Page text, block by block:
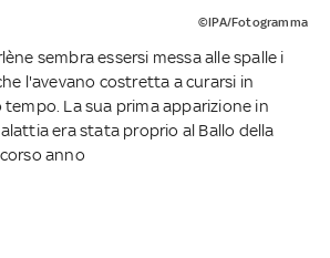
©IPA/Fotogramma
sembra essersi messa alle spalle i
l'avevano costretta a curarsi in
La sua prima apparizione in
era stata proprio al Ballo della
anno